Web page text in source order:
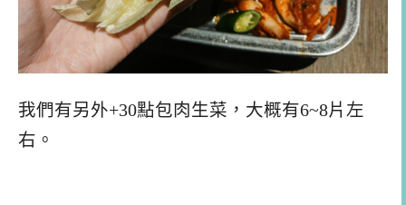
我們有另外+30點包肉生菜，大概有6~8片左
右。